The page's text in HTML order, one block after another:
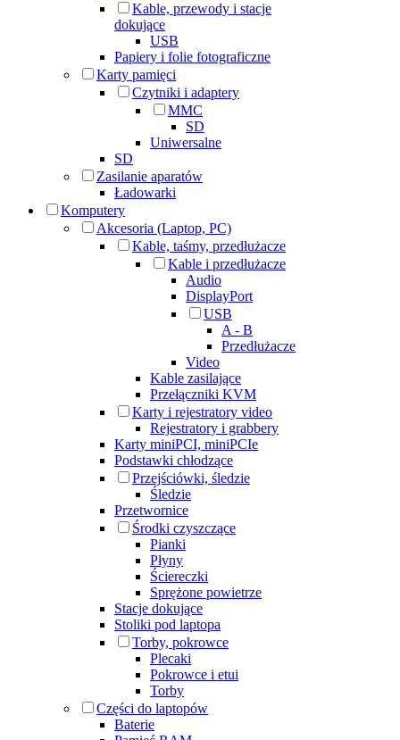
Kable, przewody i stacje
dokujące
USB
Papiery i folie fotograficzne
Karty pamięci
Czytniki i adaptery
MMC
SD
Uniwersalne
SD
Zasilanie aparatów
Ładowarki
Komputery
Akcesoria (Laptop, PC)
Kable, taśmy, przedłużacze
Kable i przedłużacze
Audio
DisplayPort
USB
A - B
Przedłużacze
Video
Kable zasilające
Przełączniki KVM
Karty i rejestratory video
Rejestratory i grabbery
Karty miniPCI, miniPCIe
Podstawki chłodzące
Przejściówki, śledzie
Śledzie
Przetwornice
Środki czyszczące
Pianki
Płyny
Ściereczki
Sprężone powietrze
Stacje dokujące
Stoliki pod laptopa
Torby, pokrowce
Plecaki
Pokrowce i etui
Torby
Części do laptopów
Baterie